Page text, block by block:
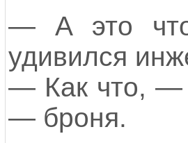
— А это
удивился
— Как что, —
— броня.